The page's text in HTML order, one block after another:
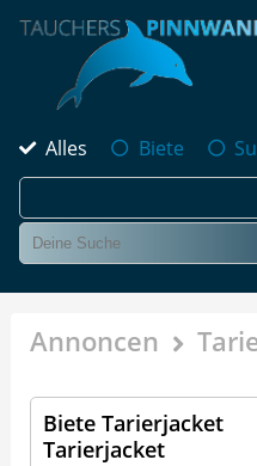
Alles Biete
Annoncen
Biete Tarierjacket
Tarierjacket